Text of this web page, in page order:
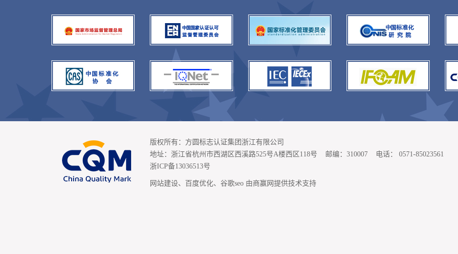
版权所有：方圆标志认证集团浙江有限公司
地址：浙江省杭州市西湖区西溪路525号A楼西区118号 邮编：310007 电话： 0571-85023561
浙ICP备13036513号
网站建设、 百度优化、 谷歌seo 由商赢网提供技术支持